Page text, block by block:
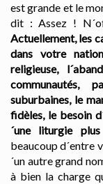
est grande et le
dit : Assez !
Actuellement, les
dans votre
religieuse,
communautés,
suburbaines, le
fidèles, le besoin
´une liturgie
beaucoup d´entre
´un autre grand
à bien la charge